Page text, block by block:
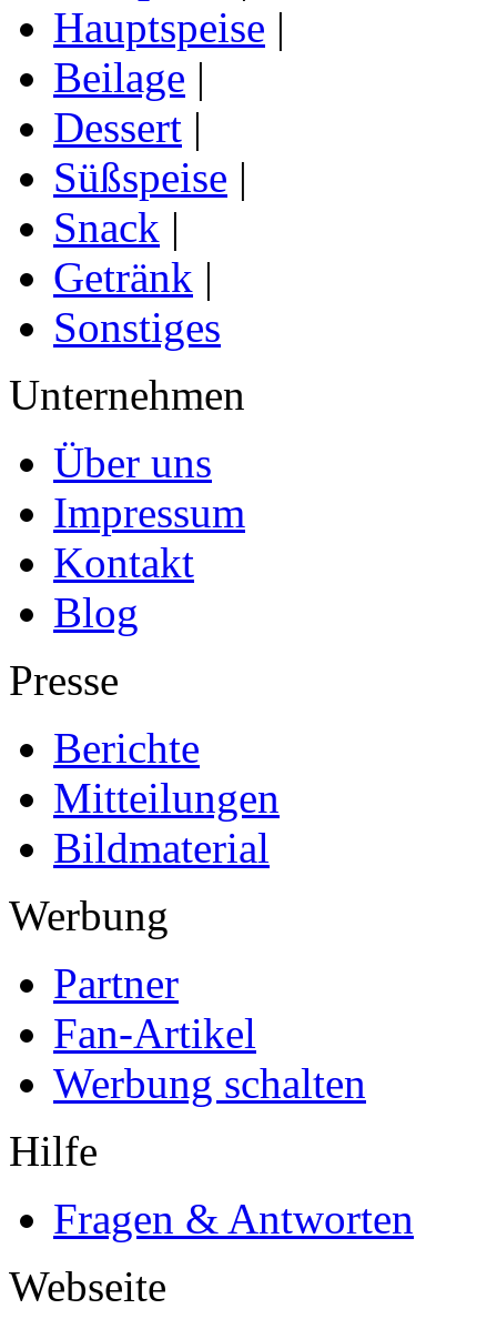
Hauptspeise |
Beilage |
Dessert |
Süßspeise |
Snack |
Getränk |
Sonstiges
Unternehmen
Über uns
Impressum
Kontakt
Blog
Presse
Berichte
Mitteilungen
Bildmaterial
Werbung
Partner
Fan-Artikel
Werbung schalten
Hilfe
Fragen & Antworten
Webseite